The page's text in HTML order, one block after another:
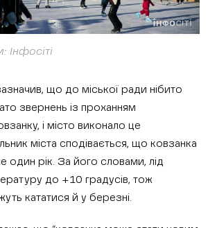
Інфосіті
що до міської ради нібито
звернень із проханням
і місто виконало це
міста сподівається, що ковзанка
один рік. За його словами, лід
до +10 градусів, тож
кататися й у березні.